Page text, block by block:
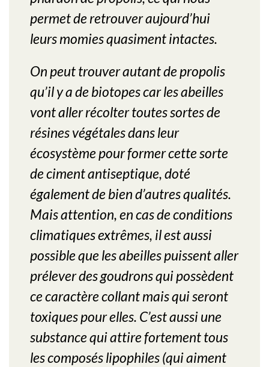
permet de retrouver aujourd’hui
leurs momies quasiment intactes.
On peut trouver autant de propolis
qu’il y a de biotopes car les abeilles
vont aller récolter toutes sortes de
résines végétales dans leur
écosystème pour former cette sorte
de ciment antiseptique, doté
également de bien d’autres qualités.
Mais attention, en cas de conditions
climatiques extrêmes, il est aussi
possible que les abeilles puissent aller
prélever des goudrons qui possèdent
ce caractère collant mais qui seront
toxiques pour elles. C’est aussi une
substance qui attire fortement tous
les composés lipophiles (qui aiment